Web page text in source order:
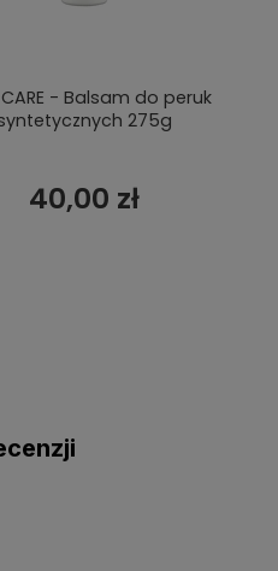
CARE - Balsam do peruk
275g
40,00 zł